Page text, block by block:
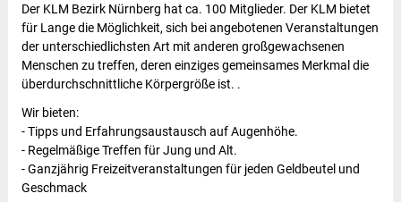
Der KLM Bezirk Nürnberg hat ca. 100 Mitglieder. Der KLM bietet
für Lange die Möglichkeit, sich bei angebotenen Veranstaltungen
der unterschiedlichsten Art mit anderen großgewachsenen
Menschen zu treffen, deren einziges gemeinsames Merkmal die
überdurchschnittliche Körpergröße ist. .
Wir bieten:
- Tipps und Erfahrungsaustausch auf Augenhöhe.
- Regelmäßige Treffen für Jung und Alt.
- Ganzjährig Freizeitveranstaltungen für jeden Geldbeutel und
Geschmack